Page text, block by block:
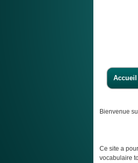
Accueil
Bienvenue
Ce site a
vocabulaire